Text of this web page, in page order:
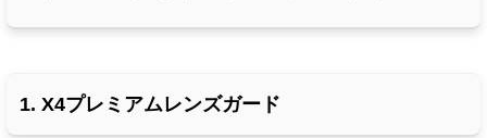
1. X4プレミアムレンズガード